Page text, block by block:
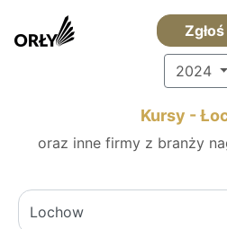
2024
Kursy -
oraz inne firmy z branży